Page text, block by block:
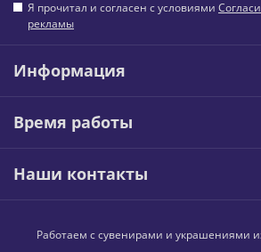
Я прочитал и согласен с условиями
рекламы
Информация
Время работы
Наши контакты
Работаем с сувенирами и украшениями